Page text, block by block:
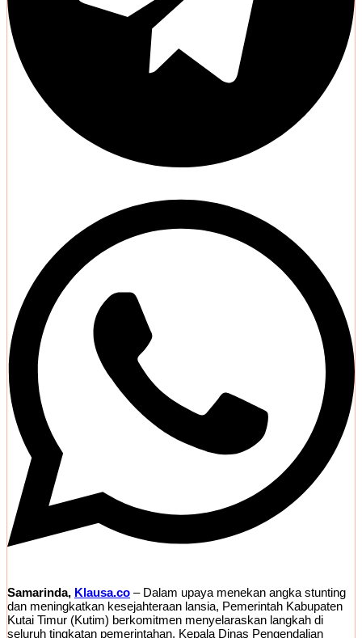
Samarinda, Klausa.co – Dalam upaya menekan angka stunting
dan meningkatkan kesejahteraan lansia, Pemerintah Kabupaten
Kutai Timur (Kutim) berkomitmen menyelaraskan langkah di
seluruh tingkatan pemerintahan. Kepala Dinas Pengendalian